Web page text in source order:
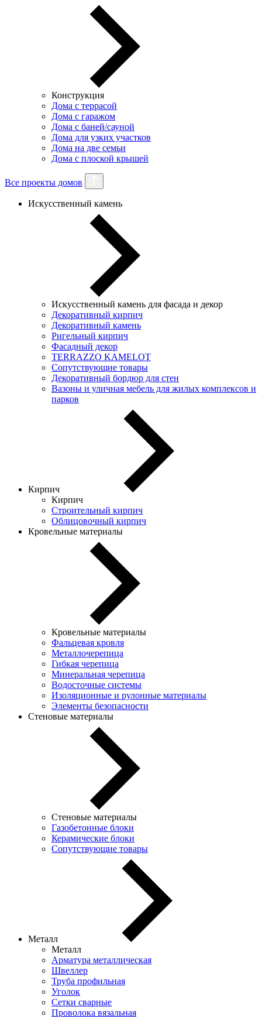
Конструкция
Дома с террасой
Дома с гаражом
Дома с баней/сауной
Дома для узких участков
Дома на две семьи
Дома с плоской крышей
Все проекты домов
Искусственный камень
Искусственный камень для фасада и декор
Декоративный кирпич
Декоративный камень
Ригельный кирпич
Фасадный декор
TERRAZZO KAMELOT
Сопутствующие товары
Декоративный бордюр для стен
Вазоны и уличная мебель для жилых комплексов и
парков
Кирпич
Кирпич
Строительный кирпич
Облицовочный кирпич
Кровельные материалы
Кровельные материалы
Фальцевая кровля
Металлочерепица
Гибкая черепица
Минеральная черепица
Водосточные системы
Изоляционные и рулонные материалы
Элементы безопасности
Стеновые материалы
Стеновые материалы
Газобетонные блоки
Керамические блоки
Сопутствующие товары
Металл
Металл
Арматура металлическая
Швеллер
Труба профильная
Уголок
Сетки сварные
Проволока вязальная